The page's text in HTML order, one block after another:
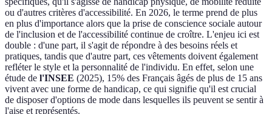
ou d'autres critères d'accessibilité. En 2026, le terme prend de plus
en plus d'importance alors que la prise de conscience sociale autour
de l'inclusion et de l'accessibilité continue de croître. L'enjeu ici est
double : d'une part, il s'agit de répondre à des besoins réels et
pratiques, tandis que d'autre part, ces vêtements doivent également
refléter le style et la personnalité de l'individu. En effet, selon une
étude de l'INSEE (2025), 15% des Français âgés de plus de 15 ans
vivent avec une forme de handicap, ce qui signifie qu'il est crucial
de disposer d'options de mode dans lesquelles ils peuvent se sentir à
l'aise et représentés.